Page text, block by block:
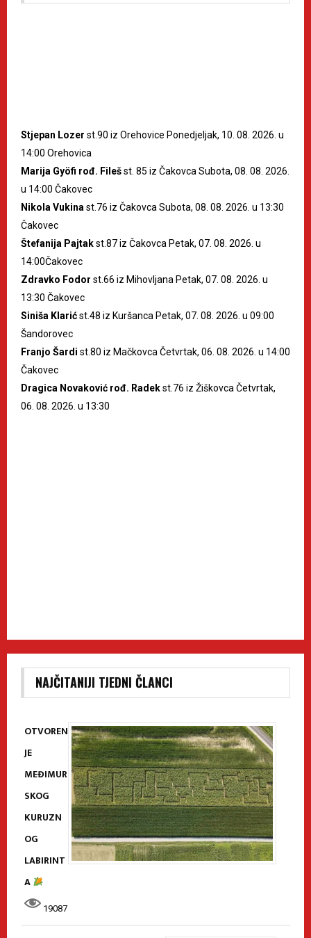
Stjepan Lozer st.90 iz Orehovice Ponedjeljak, 10. 08. 2026. u
14:00 Orehovica
Marija Gyöfi rođ. Filešst. 85 iz Čakovca Subota, 08. 08. 2026.
u 14:00 Čakovec
Nikola Vukinast.76 iz Čakovca Subota, 08. 08. 2026. u 13:30
Čakovec
Štefanija Pajtakst.87 iz Čakovca Petak, 07. 08. 2026. u
14:00Čakovec
Zdravko Fodor st.66 iz Mihovljana Petak, 07. 08. 2026. u
13:30 Čakovec
Siniša Klarićst.48 iz Kuršanca Petak, 07. 08. 2026. u 09:00
Šandorovec
Franjo Šardi st.80 iz Mačkovca Četvrtak, 06. 08. 2026. u 14:00
Čakovec
Dragica Novaković rođ. Radekst.76 iz Žiškovca Četvrtak,
06. 08. 2026. u 13:30
NAJČITANIJI TJEDNI ČLANCI
OTVOREN
JE
MEĐIMUR
SKOG
KURUZN
OG
LABIRINT
A
19087